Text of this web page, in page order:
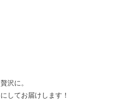
沢に。
してお届けします！